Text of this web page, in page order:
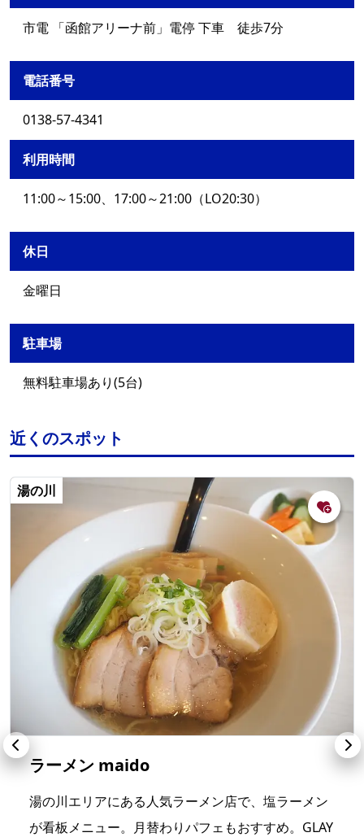
市電 「函館アリーナ前」電停 下車 徒歩7分
電話番号
0138-57-4341
利用時間
11:00～15:00、17:00～21:00（LO20:30）
休日
金曜日
駐車場
無料駐車場あり(5台)
近くのスポット
湯の川
ラーメン maido
湯の川エリアにある人気ラーメン店で、塩ラーメン
が看板メニュー。月替わりパフェもおすすめ。GLAY